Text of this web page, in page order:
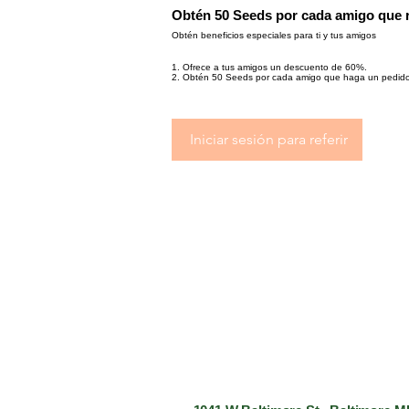
Obtén 50 Seeds por cada amigo que
Obtén beneficios especiales para ti y tus amigos
Ofrece a tus amigos un descuento de 60%.
Obtén 50 Seeds por cada amigo que haga un
Iniciar sesión para referir